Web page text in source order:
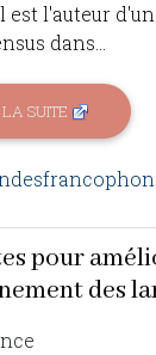
est l'auteur
dans...
SUITE
pour
des